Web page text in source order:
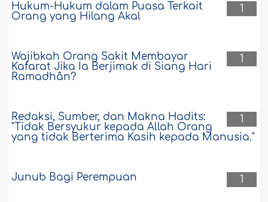
1
Hukum-Hukum dalam Puasa Terkait
Orang yang Hilang Akal
1
Wajibkah Orang Sakit Membayar
Kafarat Jika Ia Berjimak di Siang Hari
Ramadhân?
1
Redaksi, Sumber, dan Makna Hadits:
"Tidak Bersyukur kepada Allah Orang
yang tidak Berterima Kasih kepada Manusia."
1
Junub Bagi Perempuan